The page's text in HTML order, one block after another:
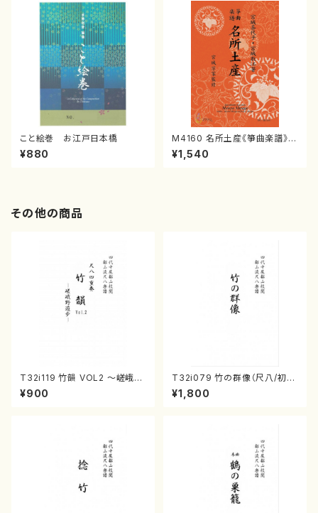
こと絵巻 お江戸日本橋
¥880
M4160 名所土産《箏曲楽譜》
（箏/宮城喜代子・宮城数江著・
宮城宗家監修/箏曲古典楽譜）
¥1,540
その他の商品
T32i119 竹韻 VOL2 ～嵯峨野
遊歩～（尺八/野村峰山/尺八/都
山式譜）都山流公刊楽譜曲番:5
¥900
T32i079 竹の群像（尺八/初代
山本邦山/尺八/都山式譜）都山
流公刊楽譜曲番:528
¥1,800